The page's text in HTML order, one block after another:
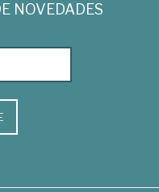
NOVEDADES